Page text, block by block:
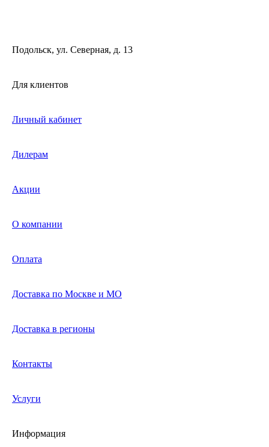
Подольск, ул. Северная, д. 13
Для клиентов
Личный кабинет
Дилерам
Акции
О компании
Оплата
Доставка по Москве и МО
Доставка в регионы
Контакты
Услуги
Информация